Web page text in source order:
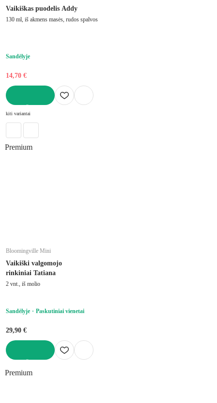
Vaikiškas puodelis Addy
130 ml, iš akmens masės, rudos spalvos
Sandėlyje
14,70 €
kiti variantai
Premium
Bloomingville Mini
Vaikiški valgomojo
rinkiniai Tatiana
2 vnt., iš molio
Sandėlyje Paskutiniai vienetai
29,90 €
Premium